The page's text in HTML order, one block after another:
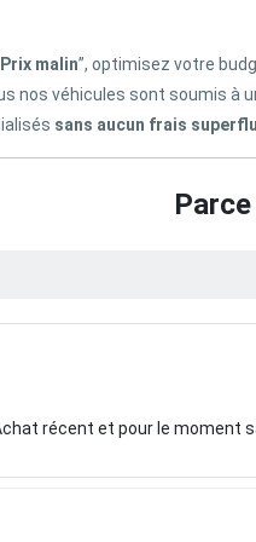
Prix malin”, optimisez votre
nos véhicules sont soumis à
sans aucun frais
récent et pour le moment